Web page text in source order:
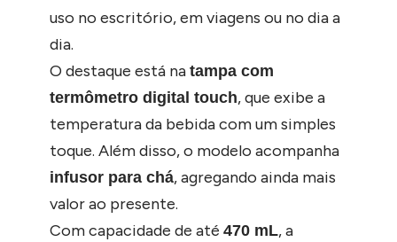
uso no escritório, em viagens ou no dia a
dia.
O destaque está na tampa com
termômetro digital touch, que exibe a
temperatura da bebida com um simples
toque. Além disso, o modelo acompanha
infusor para chá, agregando ainda mais
valor ao presente.
Com capacidade de até 470 mL, a